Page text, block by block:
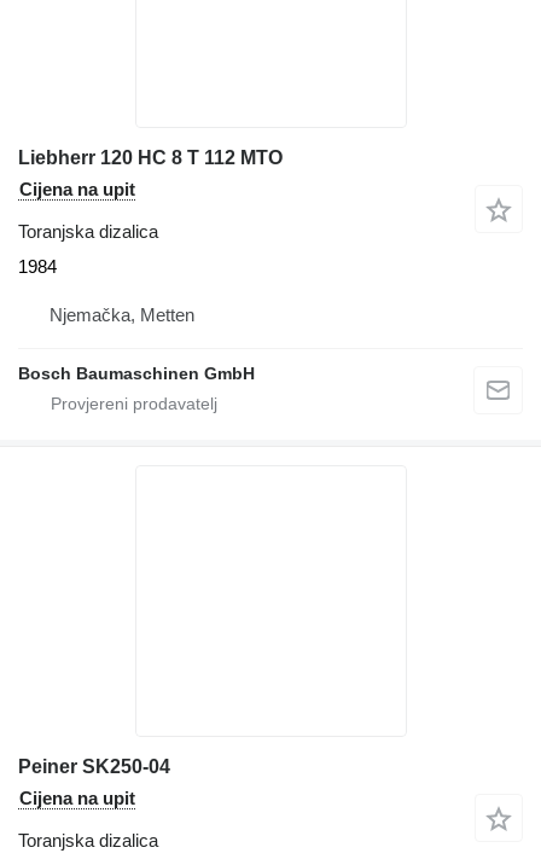
Liebherr 120 HC 8 T 112 MTO
Cijena na upit
Toranjska dizalica
1984
Njemačka, Metten
Bosch Baumaschinen GmbH
Peiner SK250-04
Cijena na upit
Toranjska dizalica